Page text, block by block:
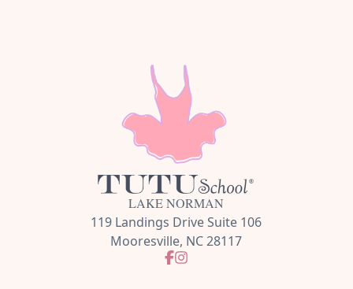
LAKE NORMAN
119 Landings Drive Suite 106
Mooresville, NC 28117